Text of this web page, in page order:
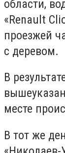
области,
«Renault
проезжей
с деревом.
В
месте
В тот же